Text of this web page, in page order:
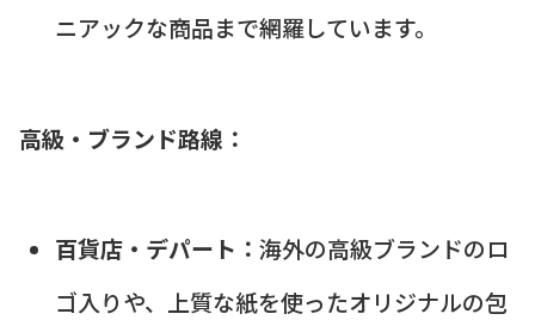
ニアックな商品まで網羅しています。
高級・ブランド路線：
百貨店・デパート： 海外の高級ブランドのロ
ゴ入りや、上質な紙を使ったオリジナルの包